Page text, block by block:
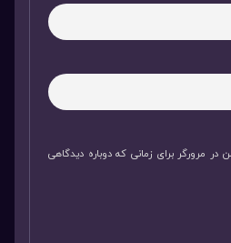
مرورگر برای زمانی که دوباره دیدگاهی